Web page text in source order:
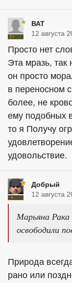
ВАТ
12 августа
Просто нет
Эта мразь,
он просто
в переносном
более, не
ему подобных
то я Получу
удовольствие.
Добрый
12 августа
Марьяна
освободили
Природа
рано или